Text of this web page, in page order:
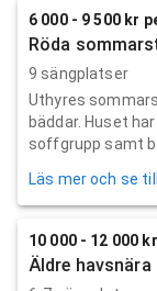
6 000 - 9 500 kr
Röda
9 sängplatser
Uthyres
bäddar. Huset
soffgrupp samt
Läs mer och se
10 000 - 12 000
Äldre havsnära